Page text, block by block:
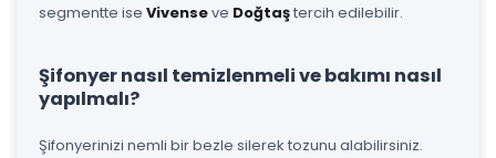
segmentte ise Vivenseve Doğtaştercih edilebilir.
Şifonyer nasıl temizlenmeli ve bakımı nasıl
yapılmalı?
Şifonyerinizi nemli bir bezle silerek tozunu alabilirsiniz.